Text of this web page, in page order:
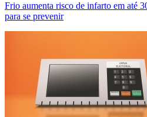
Frio aumenta risco de infarto em até
para se prevenir